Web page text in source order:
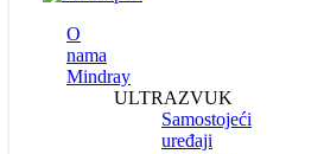
O
nama
Mindray
ULTRAZVUK
Samostojeći
uređaji